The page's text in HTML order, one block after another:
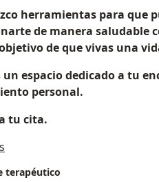
herramientas para que
de manera saludable
de que vivas una
un espacio dedicado a tu
personal.
tu cita.
terapéutico